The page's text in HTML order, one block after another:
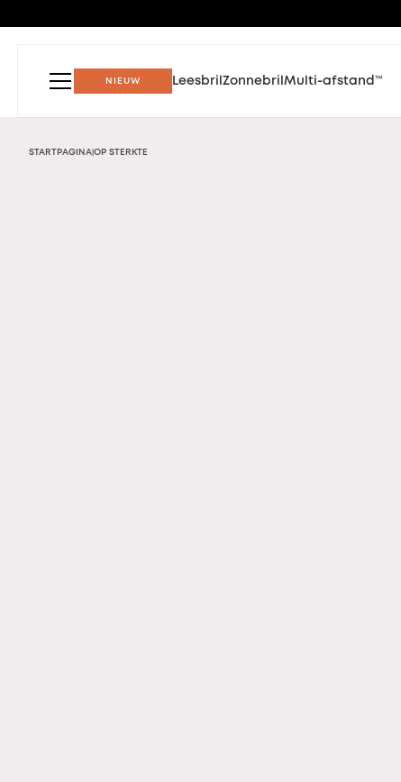
NIEUW Leesbril Zonnebril Multi-afstand™
STARTPAGINA OP STERKTE